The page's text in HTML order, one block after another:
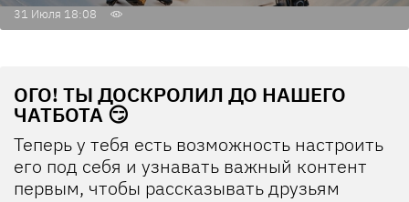
31 Июля 18:08
ОГО! ТЫ ДОСКРОЛИЛ ДО НАШЕГО
ЧАТБОТА 😏
Теперь у тебя есть возможность настроить
его под себя и узнавать важный контент
первым, чтобы рассказывать друзьям